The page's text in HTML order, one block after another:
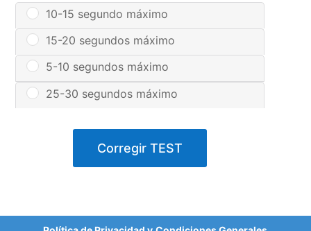
10-15 segundo máximo
15-20 segundos máximo
5-10 segundos máximo
25-30 segundos máximo
Corregir TEST